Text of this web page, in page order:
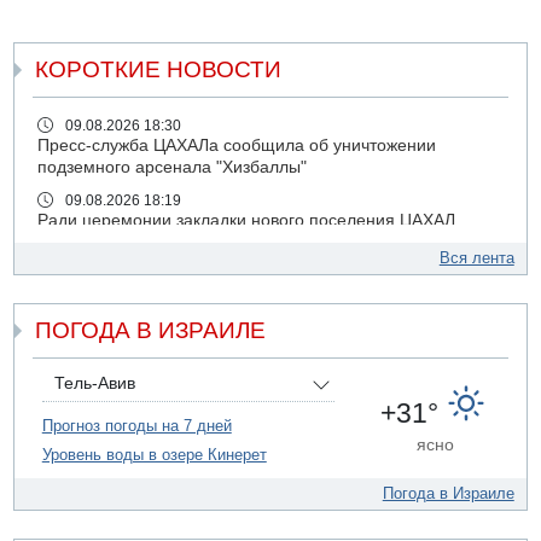
КОРОТКИЕ НОВОСТИ
09.08.2026 18:30
Пресс-служба ЦАХАЛа сообщила об уничтожении
подземного арсенала "Хизбаллы"
09.08.2026 18:19
Ради церемонии закладки нового поселения ЦАХАЛ
09.08.2026 18:15
администрации и команде президента Трампа»
ХАМАС объявил, что обязуется исполнять соглашение с
международными посредниками и Советом мира по
"дорожной карте" из 15 пунктов
09.08.2026 17:00
12-летний мальчик утонул в Иордане, упав из лодки
Вся лента
ПОГОДА В ИЗРАИЛЕ
Тель-Авив
Прогноз погоды на 7 дней
Уровень воды в озере Кинерет
+31°
ясно
Погода в Израиле